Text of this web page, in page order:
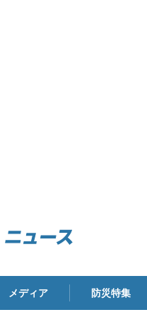
メディア 防災特集